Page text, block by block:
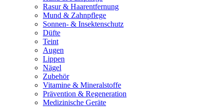
Rasur & Haarentfernung
Mund & Zahnpflege
Sonnen- & Insektenschutz
Düfte
Teint
Augen
Lippen
Nägel
Zubehör
Vitamine & Mineralstoffe
Prävention & Regeneration
Medizinische Geräte